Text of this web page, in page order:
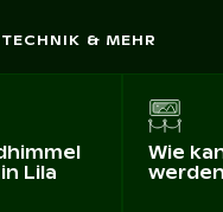
& MEHR
Lila
Wie